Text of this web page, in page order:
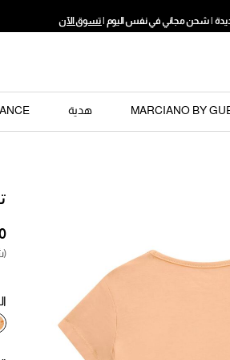
| شحن مجاني في نفس اليوم | تسوق الآن
MARCIANO BY هدية